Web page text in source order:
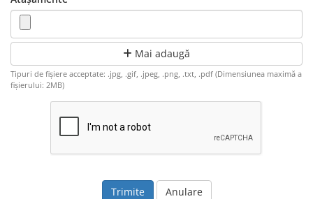
Mai adaugă
Tipuri de fișiere acceptate: .jpg, .gif, .jpeg, .png, .txt, .pdf (Dimensiunea maximă a
fișierului: 2MB)
Anulare